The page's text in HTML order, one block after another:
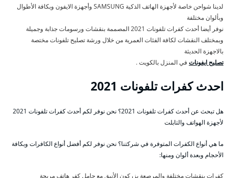
لدينا شواحن خاصة لأجهزة الهاتف الذكية SAMSUNG وأجهزة الايفون وبكافة الأطوال
وبألوان مختلفة
نوفر أيضا أحدث كفرات تلفونات 2021 المصممة بنقشات ورسومات جذابة وجميلة
وبمختلف النقشات لكافة الفئات العمرية من خلال ورشة تصليح تلفونات مختصة
بالاجهزة الحديثة
تصليح ايفونات في المنزل بالكويت .
احدث كفرات تلفونات 2021
هل تبحث عن أحدث كفرات تلفونات 2021؟ نحن نوفر لكم أحدث كفرات تلفونات 2021
لأجهزة الهواتف والتابلت
ما هي أنواع الكفرات المتوفرة في شركتنا؟ نحن نوفر لكم أفضل أنواع الكافرات وبكافة
الأحجام وبعدة ألوان ومنها:
كفرات بنقشات مختلفة والمرصعة بزركون الأنيق مع حامل كفر هاتف مريحة